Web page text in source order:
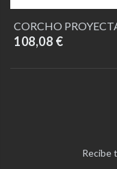
CORCHO
108,08 €
Recibe